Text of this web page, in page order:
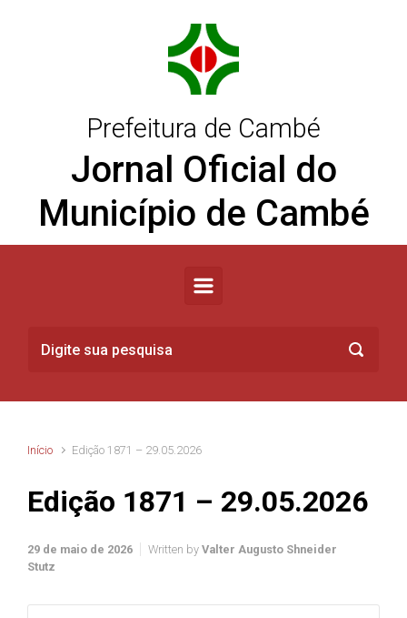
Prefeitura de Cambé
Jornal Oficial do
Município de Cambé
Início Edição 1871 – 29.05.2026
Edição 1871 – 29.05.2026
29 de maio de 2026 Written by Valter Augusto Shneider
Stutz